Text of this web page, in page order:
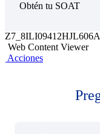
Obtén tu SOAT
Web Content Viewer
Acciones